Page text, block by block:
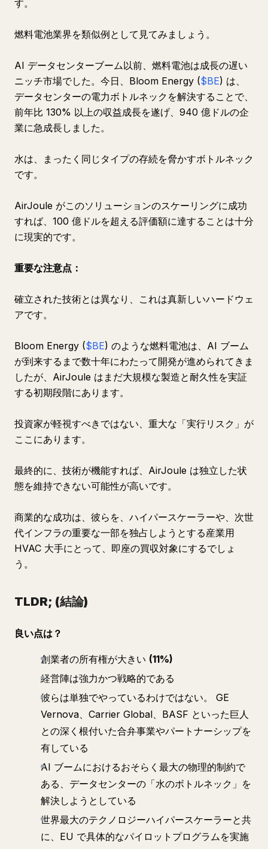
す。
燃料電池業界を類似例として見てみましょう。
AI データセンターブーム以前、燃料電池は成長の遅い
ニッチ市場でした。今日、Bloom Energy ($BE) は、
データセンターの電力ボトルネックを解決することで、
前年比 130% 以上の収益成長を遂げ、940 億ドルの企
業に急成長しました。
水は、まったく同じタイプの存続を脅かすボトルネック
です。
AirJoule がこのソリューションのスケーリングに成功
すれば、100 億ドルを超える評価額に達することは十分
に現実的です。
重要な注意点：
確立された技術とは異なり、これは真新しいハードウェ
アです。
Bloom Energy ($BE) のような燃料電池は、AI ブーム
が到来するまで数十年にわたって開発が進められてきま
したが、AirJoule はまだ大規模な製造と耐久性を実証
する初期段階にあります。
投資家が軽視すべきではない、重大な「実行リスク」が
ここにあります。
最終的に、技術が機能すれば、AirJoule は独立した状
態を維持できない可能性が高いです。
商業的な成功は、彼らを、ハイパースケーラーや、次世
代インフラの重要な一部を独占しようとする産業用
HVAC 大手にとって、即座の買収対象にするでしょ
う。
TLDR; (結論)
良い点は？
創業者の所有権が大きい (11%)
経営陣は強力かつ戦略的である
彼らは単独でやっているわけではない。 GE
Vernova、Carrier Global、BASF といった巨人
との深く根付いた合弁事業やパートナーシップを
有している
AI ブームにおけるおそらく最大の物理的制約で
ある、データセンターの「水のボトルネック」を
解決しようとしている
世界最大のテクノロジーハイパースケーラーと共
に、EU で具体的なパイロットプログラムを実施